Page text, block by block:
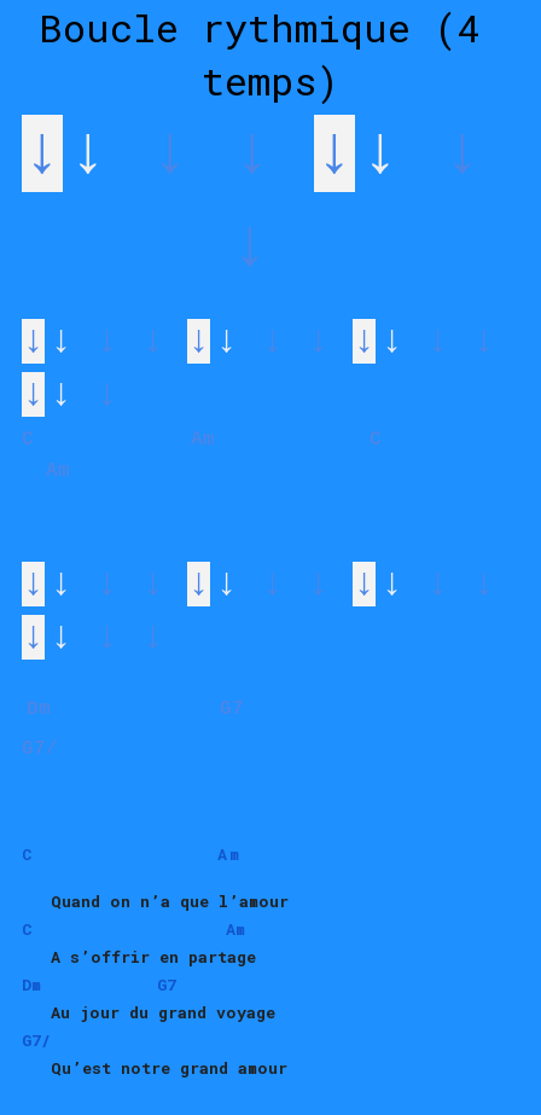
Boucle rythmique (4
temps)
↓ ↓ ↓ ↓ ↓ ↓
↓
↓
↓ ↓ ↓ ↓ ↓ ↓ ↓ ↓ ↓ ↓
↓ ↓ ↓
C             Am
C
Am
↓ ↓ ↓ ↓ ↓ ↓ ↓ ↓ ↓ ↓
↓ ↓ ↓ ↓
G7/
C Am
Quand on n’a que l’amour
C
Am
A s’offrir en partage
Dm
G7
Au jour du grand voyage
G7/
Qu’est notre grand amour